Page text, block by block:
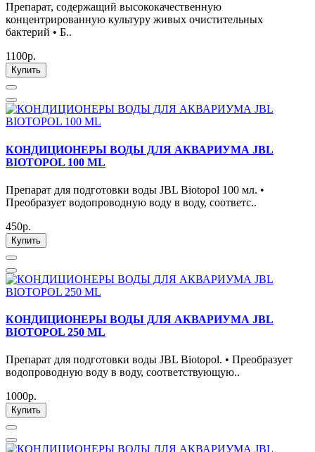
Препарат, содержащий высококачественную
концентрированную культуру живых очистительных
бактерий • Б..
1100р.
Купить
КОНДИЦИОНЕРЫ ВОДЫ ДЛЯ АКВАРИУМА JBL
BIOTOPOL 100 ML
Препарат для подготовки воды JBL Biotopol 100 мл. •
Преобразует водопроводную воду в воду, соответс..
450р.
Купить
КОНДИЦИОНЕРЫ ВОДЫ ДЛЯ АКВАРИУМА JBL
BIOTOPOL 250 ML
Препарат для подготовки воды JBL Biotopol. • Преобразует
водопроводную воду в воду, соответствующую..
1000р.
Купить